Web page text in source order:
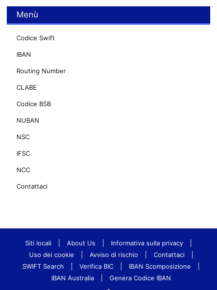
Menù
Codice Swift
IBAN
Routing Number
CLABE
Codice BSB
NUBAN
NSC
IFSC
NCC
Contattaci
Siti locali About Us Informativa sulla privacy
Uso dei cookie
Avviso di rischio Contattaci
SWIFT Search
Verifica BIC IBAN Scomposizione
IBAN Australia
Genera Codice IBAN